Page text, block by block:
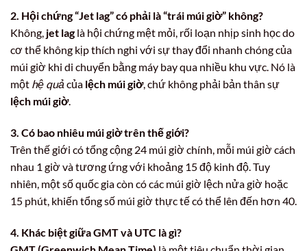
2. Hội chứng “Jet lag” có phải là “trái múi giờ” không?
Không, jet laglà hội chứng mệt mỏi, rối loạn nhịp sinh học do
cơ thể không kịp thích nghi với sự thay đổi nhanh chóng của
múi giờ khi di chuyển bằng máy bay qua nhiều khu vực. Nó là
một hệ quả của lệch múi giờ, chứ không phải bản thân sự
lệch múi giờ.
3. Có bao nhiêu múi giờ trên thế giới?
Trên thế giới có tổng cộng 24 múi giờ chính, mỗi múi giờ cách
nhau 1 giờ và tương ứng với khoảng 15 độ kinh độ. Tuy
nhiên, một số quốc gia còn có các múi giờ lệch nửa giờ hoặc
15 phút, khiến tổng số múi giờ thực tế có thể lên đến hơn 40.
4. Khác biệt giữa GMT và UTC là gì?